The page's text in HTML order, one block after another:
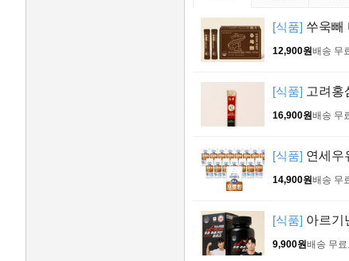
[식품] 쑤욱빼
12,900원배송 무
[식품] 고려홍
16,900원배송 무
[식품] 연세우
14,900원배송 무
[식품] 아르기
9,900원배송 무료